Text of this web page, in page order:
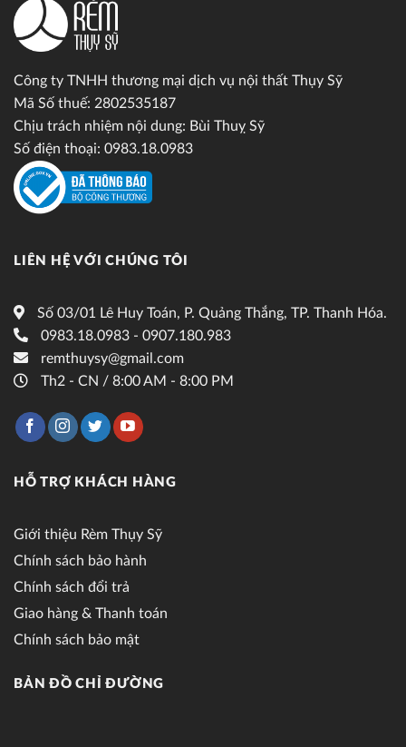
Công ty TNHH thương mại dịch vụ nội thất Thụy Sỹ
Mã Số thuế: 2802535187
Chịu trách nhiệm nội dung: Bùi Thuỵ Sỹ
Số điện thoại: 0983.18.0983
LIÊN HỆ VỚI CHÚNG TÔI
Số 03/01 Lê Huy Toán, P. Quảng Thắng, TP. Thanh Hóa.
0983.18.0983 - 0907.180.983
remthuysy@gmail.com
Th2 - CN / 8:00 AM - 8:00 PM
HỖ TRỢ KHÁCH HÀNG
Giới thiệu Rèm Thụy Sỹ
Chính sách bảo hành
Chính sách đổi trả
Giao hàng & Thanh toán
Chính sách bảo mật
BẢN ĐỒ CHỈ ĐƯỜNG